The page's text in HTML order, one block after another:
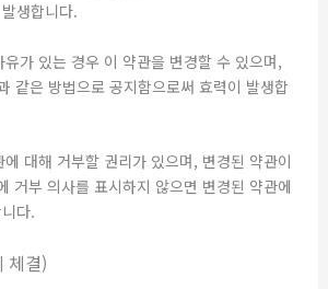
생합니다.
가 있는 경우 이 약관을 변경할 수 있으며,
같은 방법으로 공지함으로써 효력이 발생합
대해 거부할 권리가 있으며, 변경된 약관이
거부 의사를 표시하지 않으면 변경된 약관에
다.
체결)